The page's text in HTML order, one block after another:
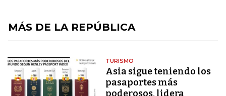
MÁS DE LA REPÚBLICA
TURISMO
Asia sigue teniendo los
pasaportes más
poderosos, lidera